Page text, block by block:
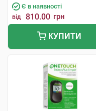
Є в наявності
від 810.00 грн
КУПИТИ